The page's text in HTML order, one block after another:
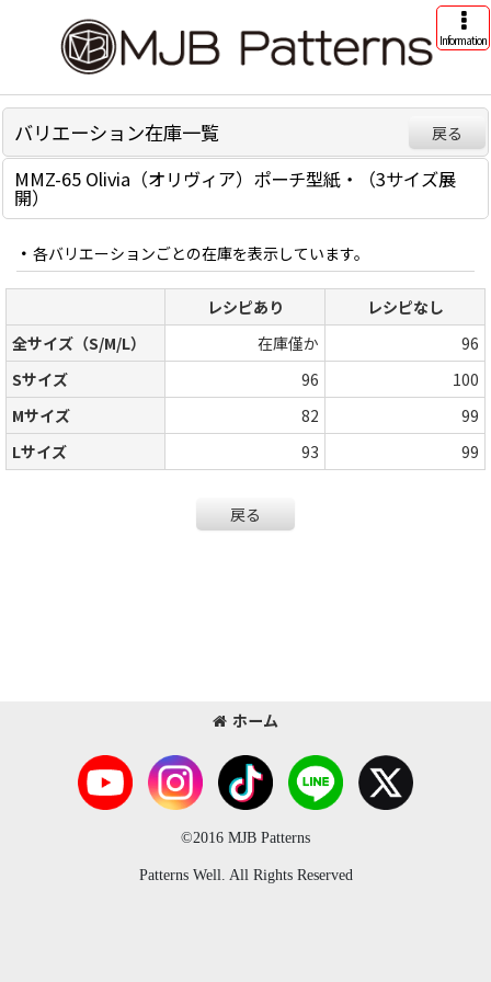
Information
バリエーション在庫一覧 戻る
MMZ-65 Olivia（オリヴィア）ポーチ型紙・（3サイズ展
開）
各バリエーションごとの在庫を表示しています。
レシピあり
レシピなし
全サイズ（S/M/L）
在庫僅か
96
Sサイズ
96
100
Mサイズ
82
99
Lサイズ
93 99
戻る
ホーム
©2016 MJB Patterns
Patterns Well. All Rights Reserved